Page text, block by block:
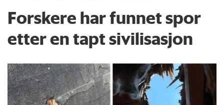
Forskere har funnet spor
etter en tapt sivilisasjon